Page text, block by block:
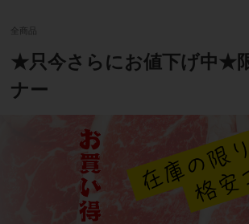
全商品
★只今さらにお値下げ中★
ナー